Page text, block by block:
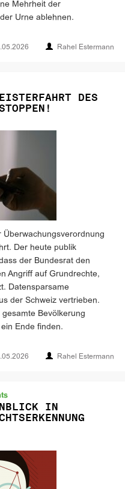
Mehrheit der
Urne ablehnen.
Rahel Estermann
DES
Überwachungsverordnung
Der heute publik
der Bundesrat den
Angriff auf Grundrechte,
Datensparsame
der Schweiz vertrieben.
Bevölkerung
Ende finden.
Rahel Estermann
IN